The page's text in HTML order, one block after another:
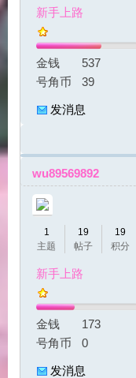
新手上路
金钱
537
号角币
39
发消息
wu89569892
1
主题
19
帖子
19
积分
新手上路
金钱
173
号角币
0
发消息